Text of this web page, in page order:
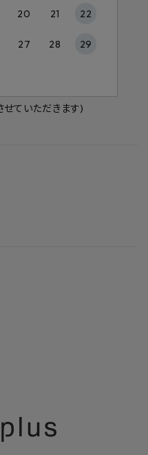
20 21 22
27 28 29
ていただきます)